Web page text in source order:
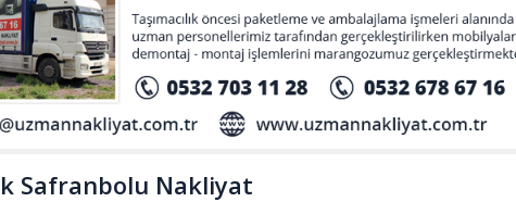
Safranbolu Nakliyat